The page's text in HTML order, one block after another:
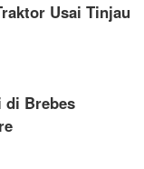
Usai Tinjau
di Brebes